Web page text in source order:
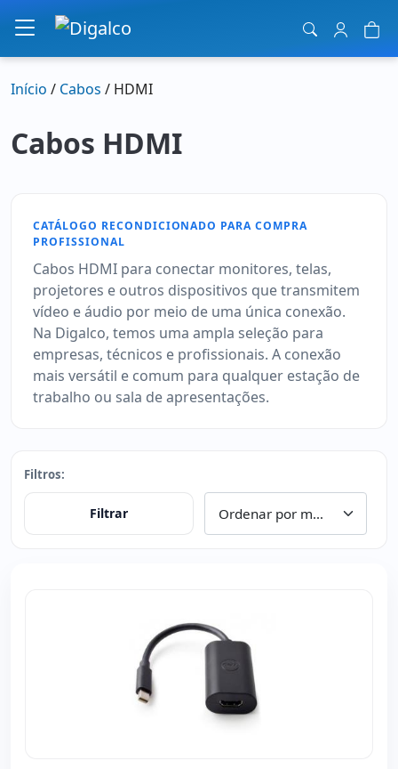
Navegação principal
Início / Cabos / HDMI
Cabos HDMI
CATÁLOGO RECONDICIONADO PARA COMPRA
PROFISSIONAL
Cabos HDMI para conectar monitores, telas,
projetores e outros dispositivos que transmitem
vídeo e áudio por meio de uma única conexão.
Na Digalco, temos uma ampla seleção para
empresas, técnicos e profissionais. A conexão
mais versátil e comum para qualquer estação de
trabalho ou sala de apresentações.
Filtros:
Filtrar